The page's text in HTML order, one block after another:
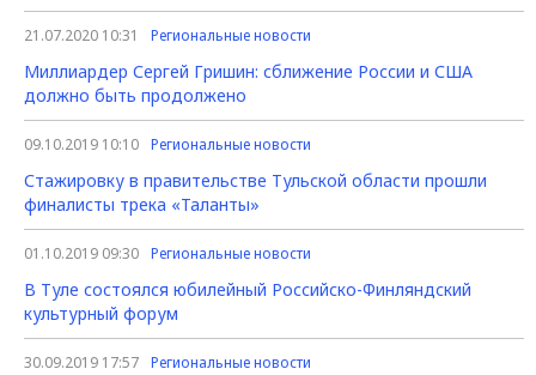
21.07.2020 10:31 Региональные новости
Миллиардер Сергей Гришин: сближение России и США
должно быть продолжено
09.10.2019 10:10 Региональные новости
Стажировку в правительстве Тульской области прошли
финалисты трека «Таланты»
01.10.2019 09:30 Региональные новости
В Туле состоялся юбилейный Российско-Финляндский
культурный форум
30.09.2019 17:57 Региональные новости